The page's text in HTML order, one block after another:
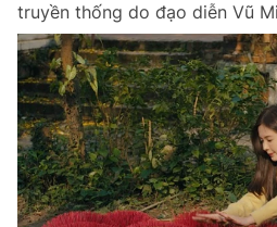
truyền thống do đạo diễn Vũ